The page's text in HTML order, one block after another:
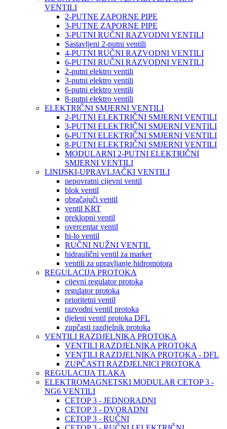
VENTILI
2-PUTNE ZAPORNE PIPE
3-PUTNE ZAPORNE PIPE
3-PUTNI RUČNI RAZVODNI VENTILI
Sastavljeni 2-putni ventili
4-PUTNI RUČNI RAZVODNI VENTILI
6-PUTNI RUČNI RAZVODNI VENTILI
2-putni elektro ventili
3-putni elektro ventili
6-putni elektro ventili
8-putni elektro ventili
ELEKTRIČNI SMJERNI VENTILI
2-PUTNI ELEKTRIČNI SMJERNI VENTILI
3-PUTNI ELEKTRIČNI SMJERNI VENTILI
6-PUTNI ELEKTRIČNI SMJERNI VENTILI
8-PUTNI ELEKTRIČNI SMJERNI VENTILI
MODULARNI 2-PUTNI ELEKTRIČNI
SMJERNI VENTILI
LINIJSKI-UPRAVLJAČKI VENTILI
nepovratni cijevni ventil
blok ventil
obračajuči ventil
ventil KRT
preklopni ventil
overcentar ventil
hi-lo ventil
RUČNI NUŽNI VENTIL
hidraulični ventil za marker
ventili za upravljanje hidromotora
REGULACIJA PROTOKA
cijevni regulator protoka
regulator protoka
prioritetni ventil
razvodni ventil protoka
djeleni ventil protoka DFL
zupčasti razdjelnik protoka
VENTILI RAZDJELNIKA PROTOKA
VENTILI RAZDJELNIKA PROTOKA
VENTILI RAZDJELNIKA PROTOKA - DFL
ZUPČASTI RAZDJELNICI PROTOKA
REGULACIJA TLAKA
ELEKTROMAGNETSKI MODULAR CETOP 3 -
NG6 VENTILI
CETOP 3 - JEDNORADNI
CETOP 3 - DVORADNI
CETOP 3 - RUČNI